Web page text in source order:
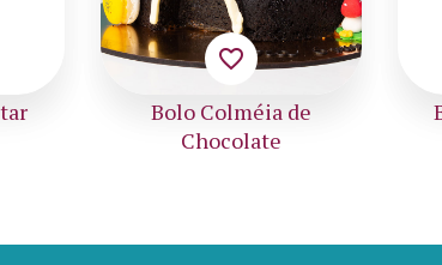
favorite_border
Bolo Decorado para
Batizado